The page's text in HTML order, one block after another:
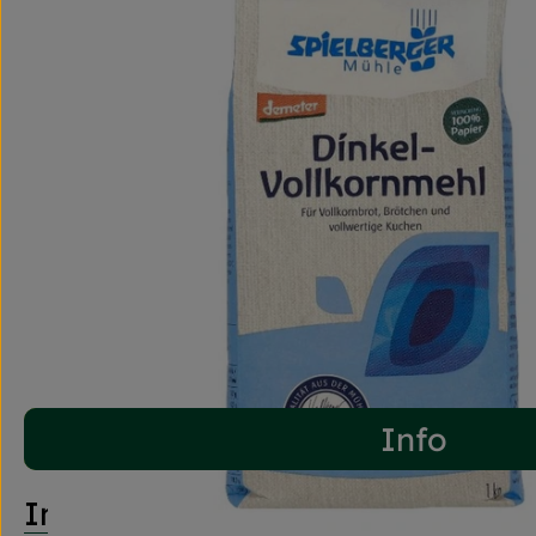
Info
Info